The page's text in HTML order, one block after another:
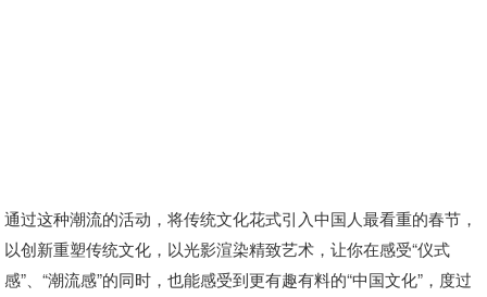
通过这种潮流的活动，将传统文化花式引入中国人最看重的春节，
以创新重塑传统文化，以光影渲染精致艺术，让你在感受“仪式
感”、“潮流感”的同时，也能感受到更有趣有料的“中国文化”，度过